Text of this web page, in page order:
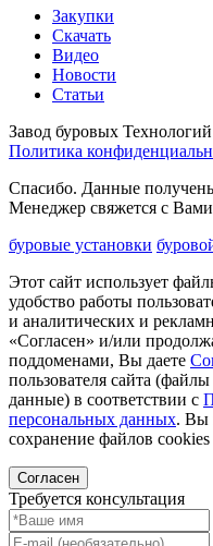
Закупки
Скачать
Видео
Новости
Статьи
Завод буровых
Политика
Спасибо. Данные
Менеджер свяжется с
буровые установки
Этот сайт использует
удобство работы
и аналитических и
«Согласен» и/или
поддоменами, Вы даете
пользователя сайта
данные) в соответствии с
персональных данных. Вы
сохранение файлов cookies
Согласен
Требуется консультация